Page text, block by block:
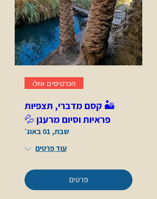
הכרטיסים אזלו
🏜️ קסם מדברי, תצפיות
פראיות וסיום מרענן 💦
שבת, 01 באוג׳
עוד פרטים
פרטים